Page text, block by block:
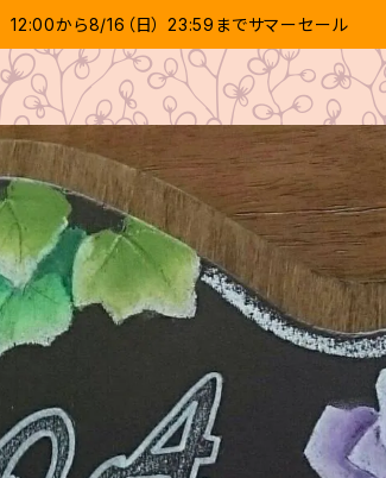
12:00から8/16（日） 23:59までサマーセール